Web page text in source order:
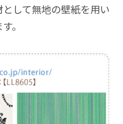
して無地の壁紙を用い
。